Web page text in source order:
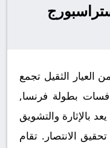
الثقيل تجمع
بطولة فرنسا,
بالإثارة والتشويق
الانتصار. تقام